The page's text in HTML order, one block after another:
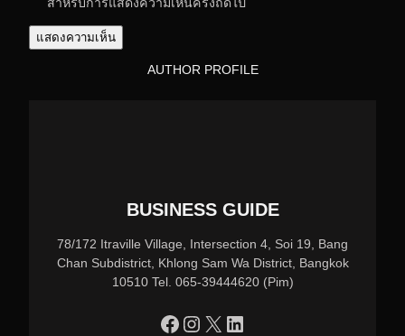
AUTHOR PROFILE
BUSINESS GUIDE
78/172 Itraville Village, Intersection 4, Soi 19, Bang
Chan Subdistrict, Khlong Sam Wa District, Bangkok
10510 Tel. 065-39444620 (Pim)
https://www.facebook.com/profile.php?id=100090086432719 Instagram X LinkedIn